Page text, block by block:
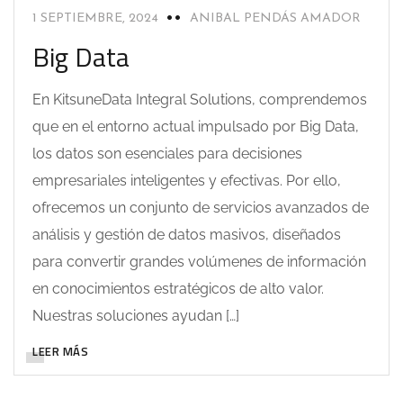
1 SEPTIEMBRE, 2024 ANIBAL PENDÁS AMADOR
Big Data
En KitsuneData Integral Solutions, comprendemos
que en el entorno actual impulsado por Big Data,
los datos son esenciales para decisiones
empresariales inteligentes y efectivas. Por ello,
ofrecemos un conjunto de servicios avanzados de
análisis y gestión de datos masivos, diseñados
para convertir grandes volúmenes de información
en conocimientos estratégicos de alto valor.
Nuestras soluciones ayudan […]
LEER MÁS